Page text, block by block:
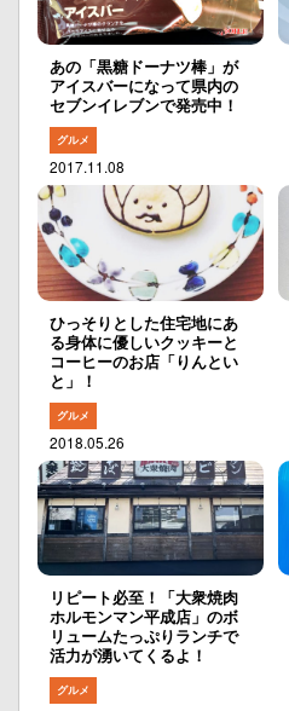
あの「黒糖ドーナツ棒」が
アイスバーになって県内の
セブンイレブンで発売中！
グルメ
2017.11.08
ひっそりとした住宅地にあ
る身体に優しいクッキーと
コーヒーのお店「りんとい
と」！
グルメ
2018.05.26
リピート必至！「大衆焼肉
ホルモンマン平成店」のボ
リュームたっぷりランチで
活力が湧いてくるよ！
グルメ